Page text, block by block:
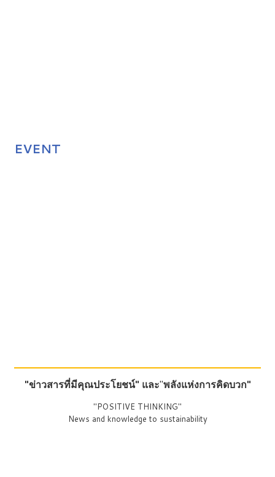
EVENT
"ข่าวสารที่มีคุณประโยชน์" และ"พลังแห่งการคิดบวก"
"POSITIVE THINKING"
News and knowledge to sustainability